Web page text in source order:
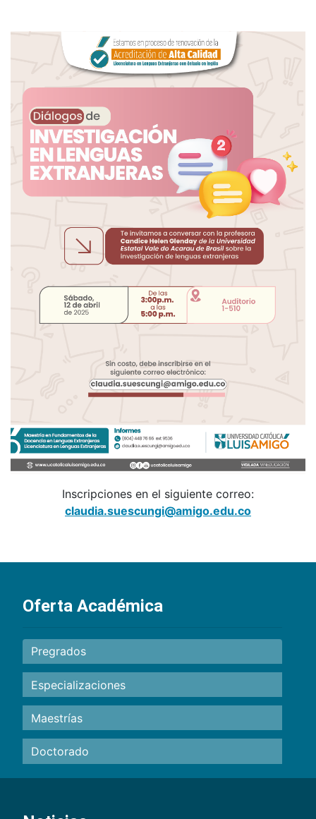
Inscripciones en el siguiente correo:
claudia.suescungi@amigo.edu.co
Oferta Académica
Pregrados
Especializaciones
Maestrías
Doctorado